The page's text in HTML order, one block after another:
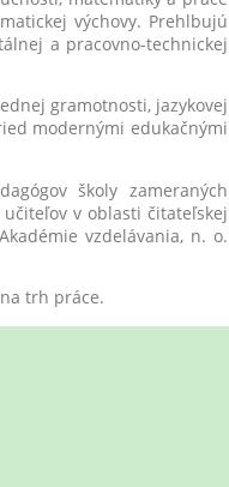
výchovy. Prehlbujú
a pracovno-technickej
gramotnosti, jazykovej
modernými edukačnými
školy zameraných
v oblasti čitateľskej
vzdelávania, n. o.
trh práce.